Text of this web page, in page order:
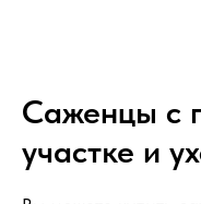
Саженцы с
участке и